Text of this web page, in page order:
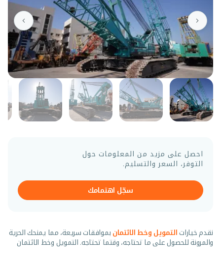
احصل على مزيد من المعلومات حول
التوفر، السعر والتسليم.
سجّل اهتمامك
نقدم خيارات التمويل وخط الائتمان بموافقات سريعة، مما يمنحك الحرية
والمرونة للحصول على ما تحتاجه، وقتما تحتاجه. التمويل وخط الائتمان